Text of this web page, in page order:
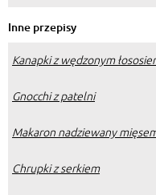
Inne przepisy
Kanapki z wędzonym
Gnocchi z patelni
Makaron nadziewany
Chrupki z serkiem